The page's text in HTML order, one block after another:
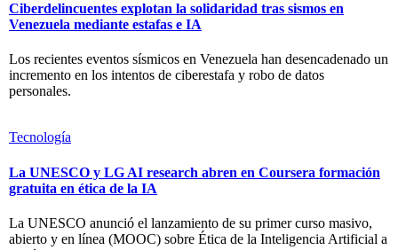
Ciberdelincuentes explotan la solidaridad tras sismos en
Venezuela mediante estafas e IA
Los recientes eventos sísmicos en Venezuela han desencadenado un
incremento en los intentos de ciberestafa y robo de datos
personales.
Tecnología
La UNESCO y LG AI research abren en Coursera formación
gratuita en ética de la IA
La UNESCO anunció el lanzamiento de su primer curso masivo,
abierto y en línea (MOOC) sobre Ética de la Inteligencia Artificial a